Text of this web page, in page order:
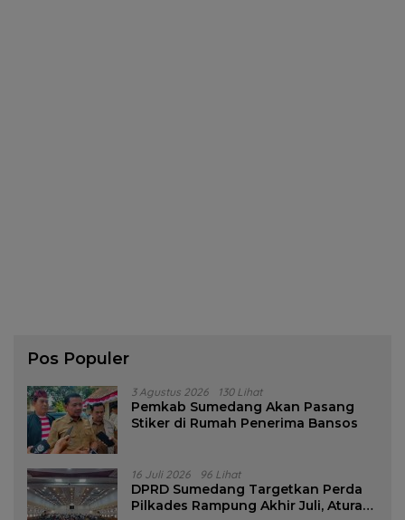
Pos Populer
3 Agustus 2026 130 Lihat
Pemkab Sumedang Akan Pasang
Stiker di Rumah Penerima Bansos
16 Juli 2026 96 Lihat
DPRD Sumedang Targetkan Perda
Pilkades Rampung Akhir Juli, Aturan